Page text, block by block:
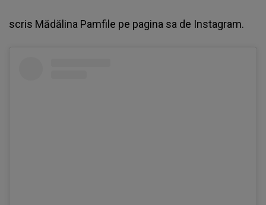
scris Mădălina Pamfile pe pagina sa de Instagram.